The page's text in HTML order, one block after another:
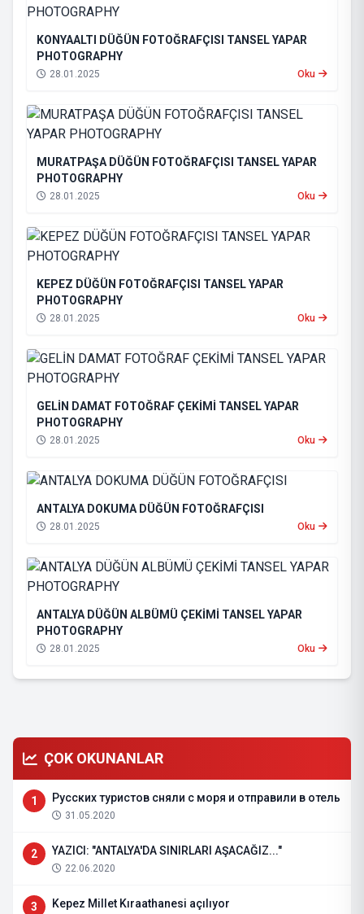
KONYAALTI DÜĞÜN FOTOĞRAFÇISI TANSEL YAPAR
PHOTOGRAPHY
28.01.2025 Oku
MURATPAŞA DÜĞÜN FOTOĞRAFÇISI TANSEL YAPAR
PHOTOGRAPHY
28.01.2025 Oku
KEPEZ DÜĞÜN FOTOĞRAFÇISI TANSEL YAPAR
PHOTOGRAPHY
28.01.2025 Oku
GELİN DAMAT FOTOĞRAF ÇEKİMİ TANSEL YAPAR
PHOTOGRAPHY
28.01.2025 Oku
ANTALYA DOKUMA DÜĞÜN FOTOĞRAFÇISI
28.01.2025 Oku
ANTALYA DÜĞÜN ALBÜMÜ ÇEKİMİ TANSEL YAPAR
PHOTOGRAPHY
28.01.2025 Oku
ÇOK OKUNANLAR
1 Русских туристов сняли с моря и отправили в отель
31.05.2020
2 YAZICI: "ANTALYA'DA SINIRLARI AŞACAĞIZ..."
22.06.2020
3 Kepez Millet Kıraathanesi açılıyor